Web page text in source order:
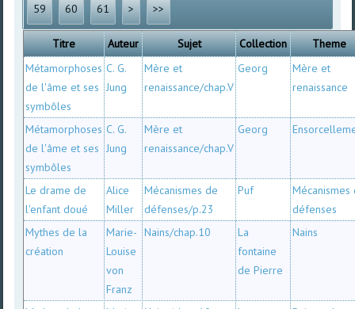
59 60 61 > >>
Titre Auteur Sujet Collection
Theme
Métamorphoses
de l'âme et ses
symbôles
C. G.
Jung
Mère et
renaissance/chap.V
Georg
Mère et
renaissance
Métamorphoses
de l'âme et ses
symbôles
C. G.
Jung
Mère et
renaissance/chap.V
Georg
Le drame de
l'enfant doué
Alice
Miller
Mécanismes de
défenses/p.23
Puf
Mécanismes
défenses
Mythes de la
création
Marie-
Louise
von
Franz
Nains/chap.10
La
fontaine
de Pierre
Nains